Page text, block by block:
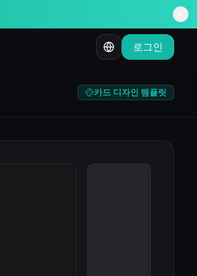
로그인
카드 디자인 템플릿